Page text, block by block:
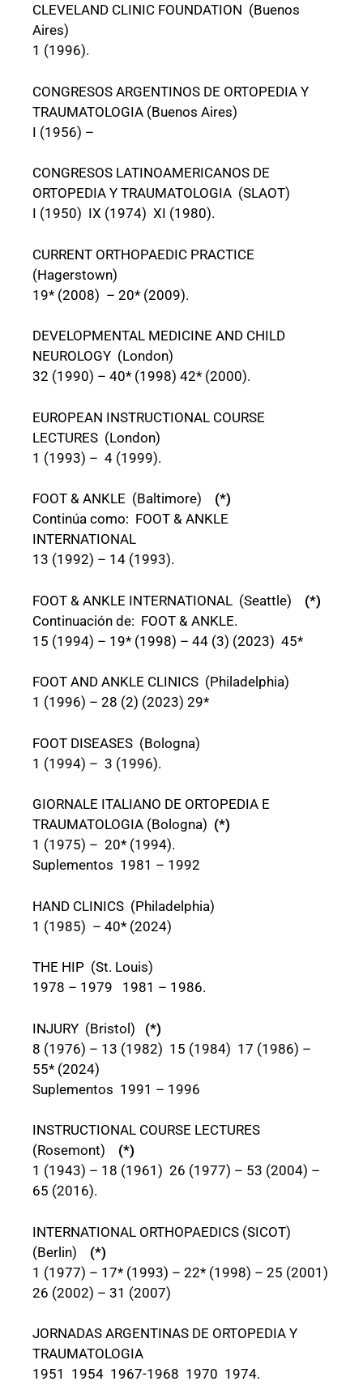
CLEVELAND CLINIC FOUNDATION (Buenos
Aires)
1 (1996).
CONGRESOS ARGENTINOS DE ORTOPEDIA Y
TRAUMATOLOGIA (Buenos Aires)
I (1956) –
CONGRESOS LATINOAMERICANOS DE
ORTOPEDIA Y TRAUMATOLOGIA (SLAOT)
I (1950) IX (1974) XI (1980).
CURRENT ORTHOPAEDIC PRACTICE
(Hagerstown)
19* (2008) – 20* (2009).
DEVELOPMENTAL MEDICINE AND CHILD
NEUROLOGY (London)
32 (1990) – 40* (1998) 42* (2000).
EUROPEAN INSTRUCTIONAL COURSE
LECTURES (London)
1 (1993) – 4 (1999).
FOOT & ANKLE (Baltimore) (*)
Continúa como: FOOT & ANKLE
INTERNATIONAL
13 (1992) – 14 (1993).
FOOT & ANKLE INTERNATIONAL (Seattle) (*)
Continuación de: FOOT & ANKLE.
15 (1994) – 19* (1998) – 44 (3) (2023) 45*
FOOT AND ANKLE CLINICS (Philadelphia)
1 (1996) – 28 (2) (2023) 29*
FOOT DISEASES (Bologna)
1 (1994) – 3 (1996).
GIORNALE ITALIANO DE ORTOPEDIA E
TRAUMATOLOGIA (Bologna) (*)
1 (1975) – 20* (1994).
Suplementos 1981 – 1992
HAND CLINICS (Philadelphia)
1 (1985) – 40* (2024)
THE HIP (St. Louis)
1978 – 1979 1981 – 1986.
INJURY (Bristol) (*)
8 (1976) – 13 (1982) 15 (1984) 17 (1986) –
55* (2024)
Suplementos 1991 – 1996
INSTRUCTIONAL COURSE LECTURES
(Rosemont) (*)
1 (1943) – 18 (1961) 26 (1977) – 53 (2004) –
65 (2016).
INTERNATIONAL ORTHOPAEDICS (SICOT)
(Berlin) (*)
1 (1977) – 17* (1993) – 22* (1998) – 25 (2001)
26 (2002) – 31 (2007)
JORNADAS ARGENTINAS DE ORTOPEDIA Y
TRAUMATOLOGIA
1951 1954 1967-1968 1970 1974.